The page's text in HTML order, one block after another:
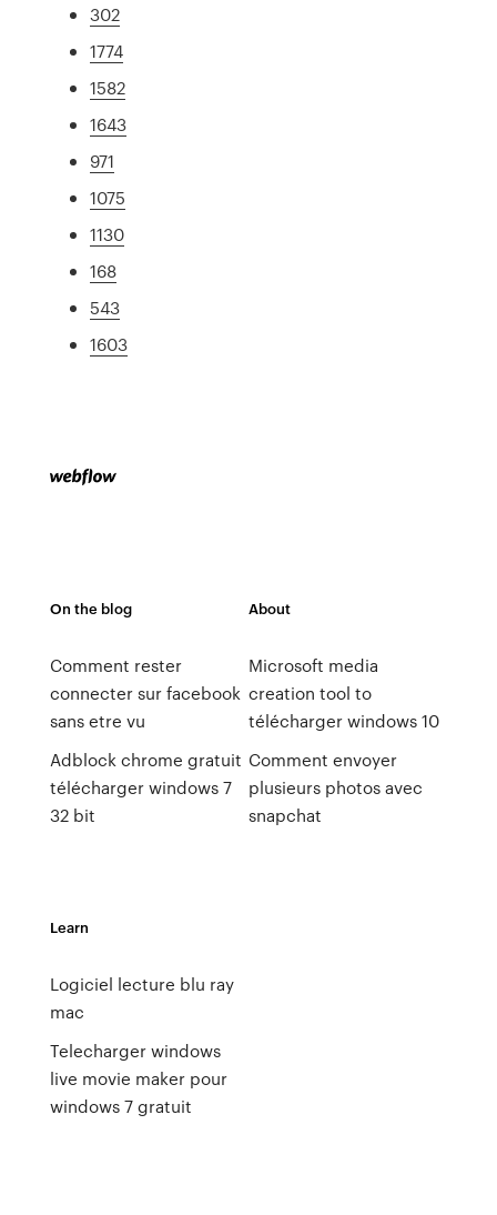
302
1774
1582
1643
971
1075
1130
168
543
1603
On the blog
Comment rester
connecter sur facebook
sans etre vu
Adblock chrome gratuit
télécharger windows 7
32 bit
About
Microsoft media
creation tool to
télécharger windows 10
Comment envoyer
plusieurs photos avec
snapchat
Learn
Logiciel lecture blu ray
mac
Telecharger windows
live movie maker pour
windows 7 gratuit